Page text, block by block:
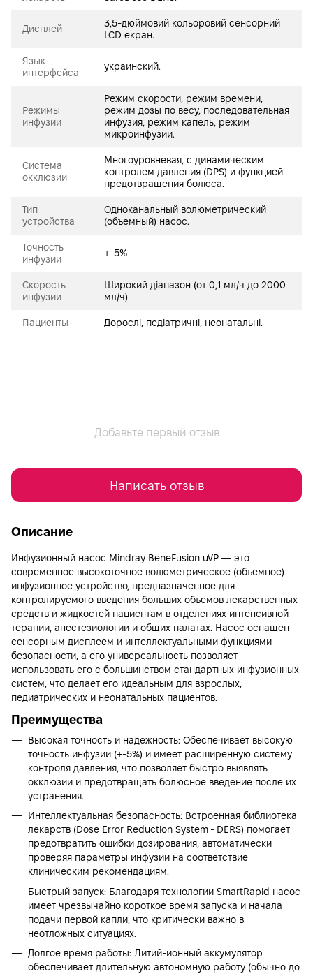
Дисплей
3,5-дюймовий кольоровий сенсорний
LCD екран.
Язык
интерфейса
украинский.
Режимы
инфузии
Режим скорости, режим времени,
режим дозы по весу, последовательная
инфузия, режим капель, режим
микроинфузии.
Система
окклюзии
Многоуровневая, с динамическим
контролем давления (DPS) и функцией
предотвращения болюса.
Тип
устройства
Одноканальный волюметрический
(объемный) насос.
Точность
инфузии
+-5%
Скорость
инфузии
Широкий діапазон (от 0,1 мл/ч до 2000
мл/ч).
Пациенты Дорослі, педіатричні, неонатальні.
Добавьте первый отзыв
Написать отзыв
Описание
Инфузионный насос Mindray BeneFusion uVP — это
современное высокоточное волюметрическое (объемное)
инфузионное устройство, предназначенное для
контролируемого введения больших объемов лекарственных
средств и жидкостей пациентам в отделениях интенсивной
терапии, анестезиологии и общих палатах. Насос оснащен
сенсорным дисплеем и интеллектуальными функциями
безопасности, а его универсальность позволяет
использовать его с большинством стандартных инфузионных
систем, что делает его идеальным для взрослых,
педиатрических и неонатальных пациентов.
Преимущества
Высокая точность и надежность: Обеспечивает высокую
точность инфузии (+-5%) и имеет расширенную систему
контроля давления, что позволяет быстро выявлять
окклюзии и предотвращать болюсное введение после их
устранения.
Интеллектуальная безопасность: Встроенная библиотека
лекарств (Dose Error Reduction System - DERS) помогает
предотвратить ошибки дозирования, автоматически
проверяя параметры инфузии на соответствие
клиническим рекомендациям.
Быстрый запуск: Благодаря технологии SmartRapid насос
имеет чрезвычайно короткое время запуска и начала
подачи первой капли, что критически важно в
неотложных ситуациях.
Долгое время работы: Литий-ионный аккумулятор
обеспечивает длительную автономную работу (обычно до